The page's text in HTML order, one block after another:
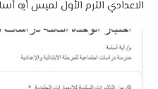
الاعدادي الترم الأول لميس أيه